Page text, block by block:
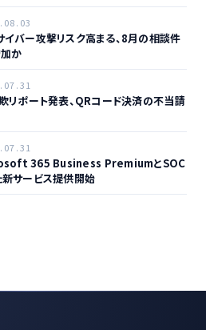
バー攻撃リスク高まる、8月の相談件
か
リポート発表、QRコード決済の不当請
365 Business PremiumとSOC
サービス提供開始